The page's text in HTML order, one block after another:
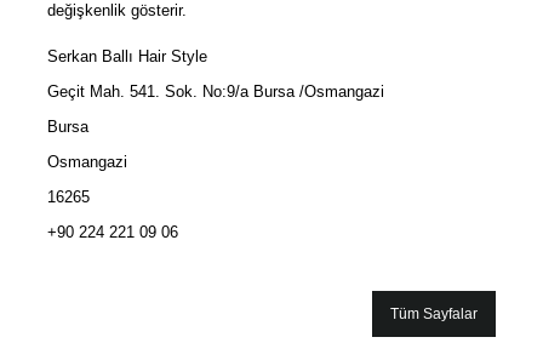
değişkenlik gösterir.
Serkan Ballı Hair Style
Geçit Mah. 541. Sok. No:9/a Bursa /Osmangazi
Bursa
Osmangazi
16265
+90 224 221 09 06
Tüm Sayfalar